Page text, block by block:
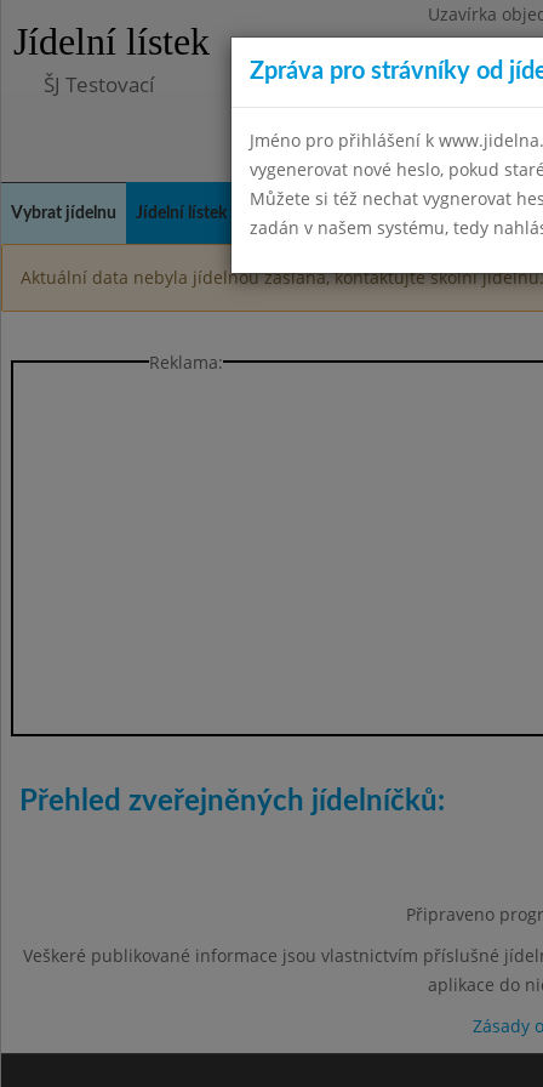
Jídelní lístek
Uzavírka
ŠJ Testovací
Vybrat jídelnu Jídelní lístek Kontakty a informace
Aktuální data nebyla jídelnou zaslána, kontaktujte školní jídelnu.
Reklama:
Přehled zveřejněných jídelníčků:
Připraveno
Veškeré publikované informace jsou vlastnictvím příslušné
aplikace do
Zásady
Zpráva pro strávníky od
Jméno pro přihlášení k
vygenerovat nové heslo, pokud
Můžete si též nechat vygnerovat
zadán v našem systému, tedy